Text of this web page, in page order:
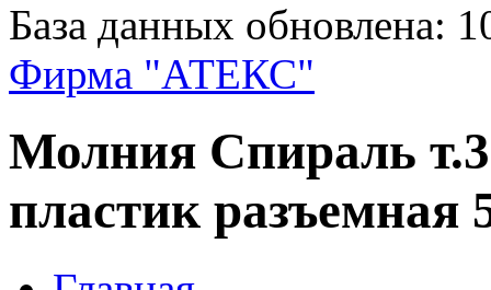
База данных обновлена:
Фирма "АТЕКС"
Молния Спираль
пластик разъемная